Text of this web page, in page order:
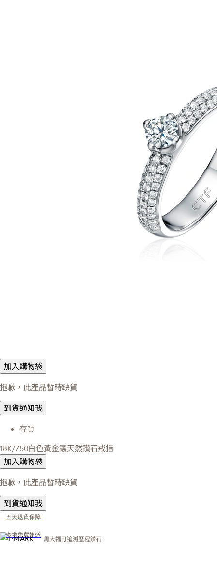
加入購物袋
抱歉，此產品暫時缺貨
到貨通知我
存貨
18K/750白色黃金鑲天然鑽石戒指
加入購物袋
抱歉，此產品暫時缺貨
到貨通知我
五天退貨保障
本地免費運送
周大福可追溯歷程鑽石